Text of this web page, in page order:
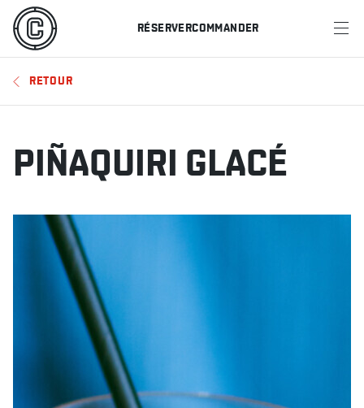
RÉSERVERCOMMANDER
MENU
RESTAURANTS
OFFRES ET PROMOTIONS
CARTES-CADEAUX
HORAIRE DES SPORTS
RETOUR
PIÑAQUIRI GLACÉ